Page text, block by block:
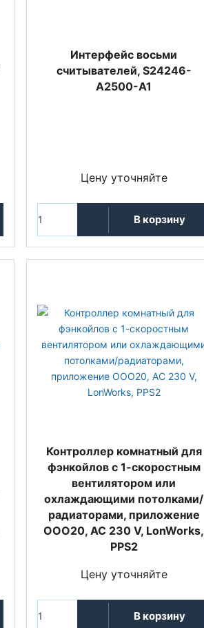
Интерфейс восьми
считывателей, S24246-
A2500-A1
Цену уточняйте
В корзину
Контроллер комнатный для
фэнкойлов с 1-скоростным
вентилятором или
охлаждающими потолками/
радиаторами, приложение
OOO20, AC 230 V, LonWorks,
PPS2
Цену уточняйте
В корзину